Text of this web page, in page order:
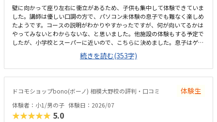
壁に向かって座り左右に衝立があるため、子供も集中して体験できていま
した。講師は優しい口調の方で、パソコン未体験の息子でも難なく楽しめ
たようです。コースの説明がわかりやすかったですが、何が向いてるかは
やってみないとわからないな、と思いました。他施設の体験もする予定で
したが、小学校とスーパーに近いので、こちらに決めました。息子はゲー
ミングチェアに初めて座れて嬉しかったようです。開放的というよりは、
落ち着いて楽しめるところが、息子には合っていそうです。少し高いなと
いう印象ですが、自宅のパソコンからも利用できるとの事なので、やる気
次第では納得できそうだなと思いました。日頃はSwitchで、マイクラやぽ
こあポケモンで建築を楽しんでいます。担当の方と相談して今回のコース
が向いてるんじゃないかと勧められました。
続きを読む(353字)
ドコモショップbono(ボーノ) 相模大野校の評判・口コミ 体験生
体験者：小1/男の子 体験日：2026/07
★★★★★ 5.0